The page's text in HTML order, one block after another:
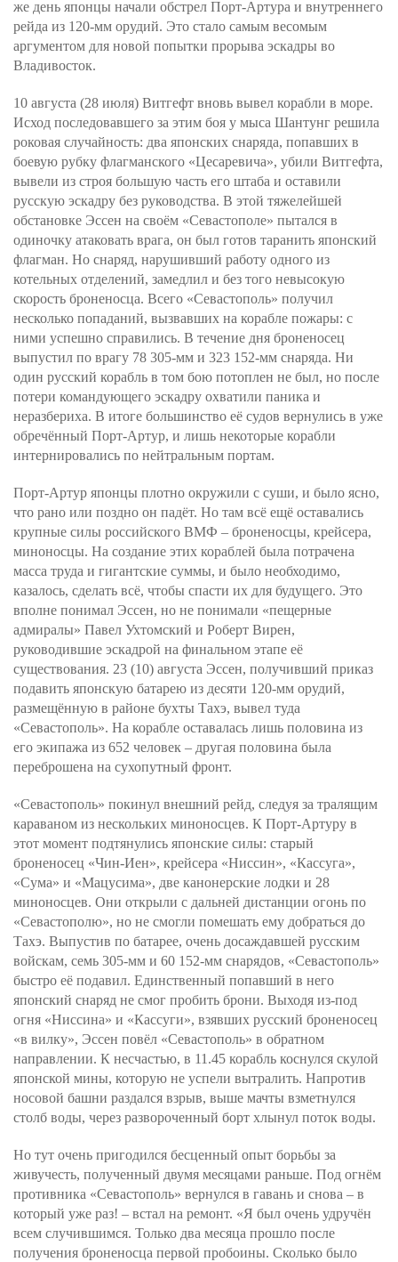
же день японцы начали обстрел Порт-Артура и внутреннего
рейда из 120-мм орудий. Это стало самым весомым
аргументом для новой попытки прорыва эскадры во
Владивосток.
10 августа (28 июля) Витгефт вновь вывел корабли в море.
Исход последовавшего за этим боя у мыса Шантунг решила
роковая случайность: два японских снаряда, попавших в
боевую рубку флагманского «Цесаревича», убили Витгефта,
вывели из строя большую часть его штаба и оставили
русскую эскадру без руководства. В этой тяжелейшей
обстановке Эссен на своём «Севастополе» пытался в
одиночку атаковать врага, он был готов таранить японский
флагман. Но снаряд, нарушивший работу одного из
котельных отделений, замедлил и без того невысокую
скорость броненосца. Всего «Севастополь» получил
несколько попаданий, вызвавших на корабле пожары: с
ними успешно справились. В течение дня броненосец
выпустил по врагу 78 305-мм и 323 152-мм снаряда. Ни
один русский корабль в том бою потоплен не был, но после
потери командующего эскадру охватили паника и
неразбериха. В итоге большинство её судов вернулись в уже
обречённый Порт-Артур, и лишь некоторые корабли
интернировались по нейтральным портам.
Порт-Артур японцы плотно окружили с суши, и было ясно,
что рано или поздно он падёт. Но там всё ещё оставались
крупные силы российского ВМФ – броненосцы, крейсера,
миноносцы. На создание этих кораблей была потрачена
масса труда и гигантские суммы, и было необходимо,
казалось, сделать всё, чтобы спасти их для будущего. Это
вполне понимал Эссен, но не понимали «пещерные
адмиралы» Павел Ухтомский и Роберт Вирен,
руководившие эскадрой на финальном этапе её
существования. 23 (10) августа Эссен, получивший приказ
подавить японскую батарею из десяти 120-мм орудий,
размещённую в районе бухты Тахэ, вывел туда
«Севастополь». На корабле оставалась лишь половина из
его экипажа из 652 человек – другая половина была
переброшена на сухопутный фронт.
«Севастополь» покинул внешний рейд, следуя за тралящим
караваном из нескольких миноносцев. К Порт-Артуру в
этот момент подтянулись японские силы: старый
броненосец «Чин-Иен», крейсера «Ниссин», «Кассуга»,
«Сума» и «Мацусима», две канонерские лодки и 28
миноносцев. Они открыли с дальней дистанции огонь по
«Севастополю», но не смогли помешать ему добраться до
Тахэ. Выпустив по батарее, очень досаждавшей русским
войскам, семь 305-мм и 60 152-мм снарядов, «Севастополь»
быстро её подавил. Единственный попавший в него
японский снаряд не смог пробить брони. Выходя из-под
огня «Ниссина» и «Кассуги», взявших русский броненосец
«в вилку», Эссен повёл «Севастополь» в обратном
направлении. К несчастью, в 11.45 корабль коснулся скулой
японской мины, которую не успели вытралить. Напротив
носовой башни раздался взрыв, выше мачты взметнулся
столб воды, через развороченный борт хлынул поток воды.
Но тут очень пригодился бесценный опыт борьбы за
живучесть, полученный двумя месяцами раньше. Под огнём
противника «Севастополь» вернулся в гавань и снова – в
который уже раз! – встал на ремонт. «Я был очень удручён
всем случившимся. Только два месяца прошло после
получения броненосца первой пробоины. Сколько было